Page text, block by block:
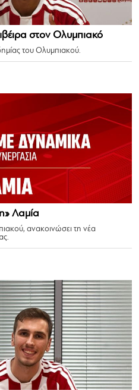
στον Ολυμπιακό
του Ολυμπιακού.
Λαμία
ανακοινώσει τη νέα